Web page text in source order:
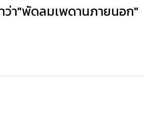
ว่า"พัดลมเพดานภายนอก"